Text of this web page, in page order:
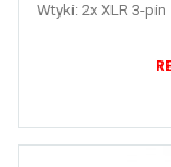
Wtyki: 2x XLR 3-pin